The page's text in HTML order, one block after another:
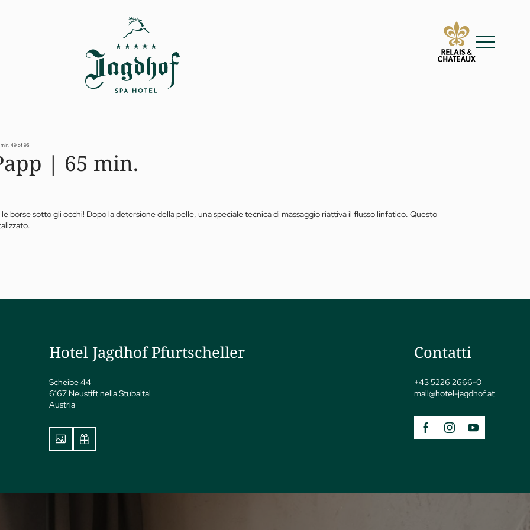
Specials by Dr. A.
49 of 95
| 65 min.
borse sotto gli occhi! Dopo la detersione della pelle, una speciale tecnica di massaggio riattiva il flusso linfatico. Questo
Hotel Jagdhof Pfurtscheller
Scheibe 44
6167 Neustift nella Stubaital
Austria
Contatti
+43 5226 2666-0
mail@hotel-jagdhof.at